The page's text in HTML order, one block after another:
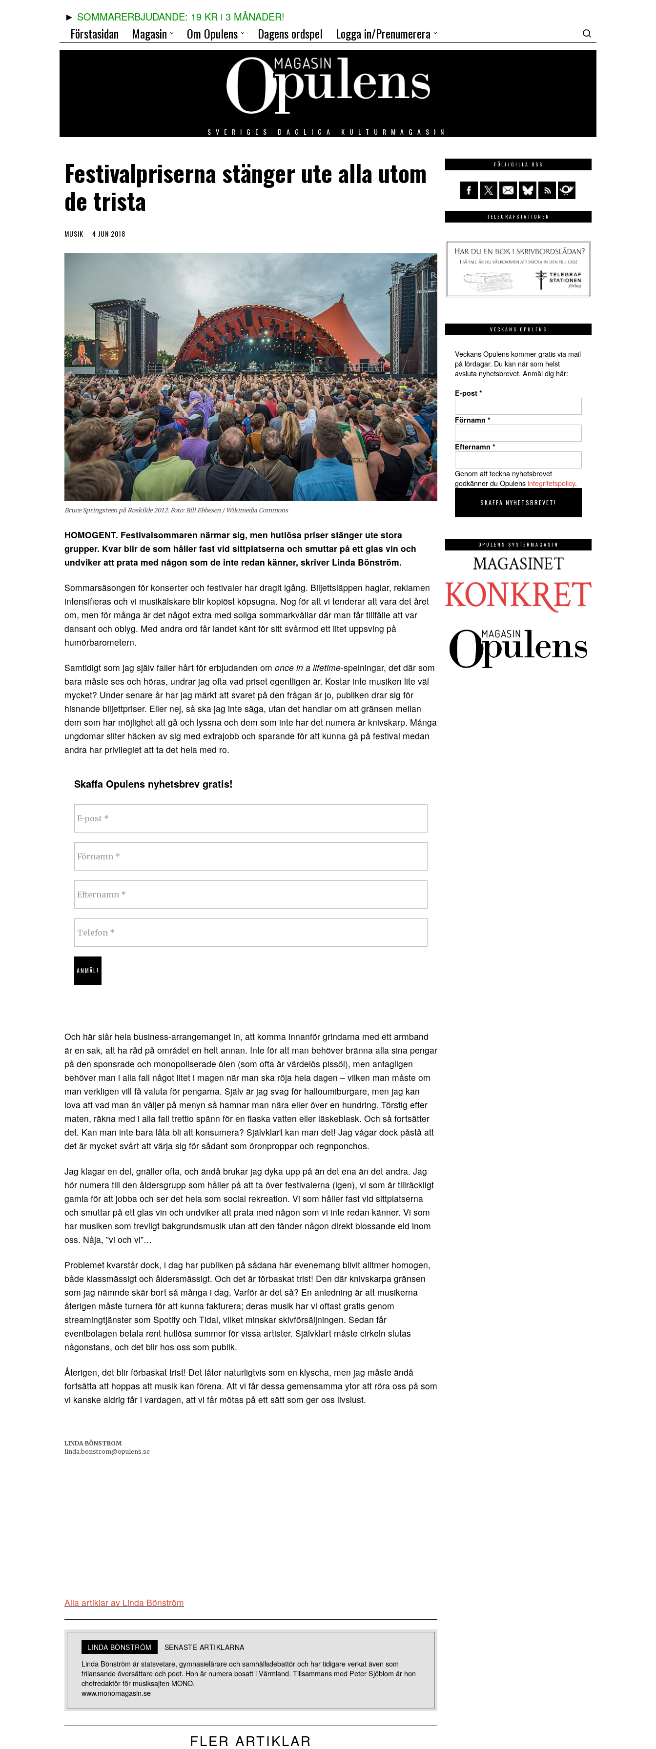
SOMMARERBJUDANDE: 19 KR i 3 MÅNADER!
Förstasidan Magasin Om Opulens Dagens ordspel Logga in/Prenumerera
SVERIGES DAGLIGA KULTURMAGASIN
Festivalpriserna stänger ute alla utom
de trista
MUSIK 4 JUN 2018
Bruce Springsteen på Roskilde 2012. Foto: Bill Ebbesen / Wikimedia Commons
HOMOGENT. Festivalsommaren närmar sig, men hutlösa priser stänger ute stora
grupper. Kvar blir de som håller fast vid sittplatserna och smuttar på ett glas vin och
undviker att prata med någon som de inte redan känner, skriver Linda Bönström.
Sommarsäsongen för konserter och festivaler har dragit igång. Biljettsläppen haglar, reklamen
intensifieras och vi musikälskare blir kopiöst köpsugna. Nog för att vi tenderar att vara det året
om, men för många är det något extra med soliga sommarkvällar där man får tillfälle att var
dansant och oblyg. Med andra ord får landet känt för sitt svårmod ett litet uppsving på
humörbarometern.
Samtidigt som jag själv faller hårt för erbjudanden om once in a lifetime-spelningar, det där som
bara måste ses och höras, undrar jag ofta vad priset egentligen är. Kostar inte musiken lite väl
mycket? Under senare år har jag märkt att svaret på den frågan är jo, publiken drar sig för
hisnande biljettpriser. Eller nej, så ska jag inte säga, utan det handlar om att gränsen mellan
dem som har möjlighet att gå och lyssna och dem som inte har det numera är knivskarp. Många
ungdomar sliter häcken av sig med extrajobb och sparande för att kunna gå på festival medan
andra har privilegiet att ta det hela med ro.
Skaffa Opulens nyhetsbrev gratis!
Och här slår hela business-arrangemanget in, att komma innanför grindarna med ett armband
är en sak, att ha råd på området en helt annan. Inte för att man behöver bränna alla sina pengar
på den sponsrade och monopoliserade ölen (som ofta är värdelös pissöl), men antagligen
behöver man i alla fall något litet i magen när man ska röja hela dagen – vilken man måste om
man verkligen vill få valuta för pengarna. Själv är jag svag för halloumiburgare, men jag kan
lova att vad man än väljer på menyn så hamnar man nära eller över en hundring. Törstig efter
maten, räkna med i alla fall trettio spänn för en flaska vatten eller läskeblask. Och så fortsätter
det. Kan man inte bara låta bli att konsumera? Självklart kan man det! Jag vågar dock påstå att
det är mycket svårt att värja sig för sådant som öronproppar och regnponchos.
Jag klagar en del, gnäller ofta, och ändå brukar jag dyka upp på än det ena än det andra. Jag
hör numera till den åldersgrupp som håller på att ta över festivalerna (igen), vi som är tillräckligt
gamla för att jobba och ser det hela som social rekreation. Vi som håller fast vid sittplatserna
och smuttar på ett glas vin och undviker att prata med någon som vi inte redan känner. Vi som
har musiken som trevligt bakgrundsmusik utan att den tänder någon direkt blossande eld inom
oss. Nåja, ”vi och vi”…
Problemet kvarstår dock, i dag har publiken på sådana här evenemang blivit alltmer homogen,
både klassmässigt och åldersmässigt. Och det är förbaskat trist! Den där knivskarpa gränsen
som jag nämnde skär bort så många i dag. Varför är det så? En anledning är att musikerna
återigen måste turnera för att kunna fakturera; deras musik har vi oftast gratis genom
streamingtjänster som Spotify och Tidal, vilket minskar skivförsäljningen. Sedan får
eventbolagen betala rent hutlösa summor för vissa artister. Självklart måste cirkeln slutas
någonstans, och det blir hos oss som publik.
Återigen, det blir förbaskat trist! Det låter naturligtvis som en klyscha, men jag måste ändå
fortsätta att hoppas att musik kan förena. Att vi får dessa gemensamma ytor att röra oss på som
vi kanske aldrig får i vardagen, att vi får mötas på ett sätt som ger oss livslust.
LINDA BÖNSTROM
linda.bonstrom@opulens.se
Alla artiklar av Linda Bönström
LINDA BÖNSTRÖM SENASTE ARTIKLARNA
Linda Bönström är statsvetare, gymnasielärare och samhällsdebattör och har tidigare verkat även som
frilansande översättare och poet. Hon är numera bosatt i Värmland. Tillsammans med Peter Sjöblom är hon
chefredaktör för musiksajten MONO.
www.monomagasin.se
FLER ARTIKLAR
FÖLJ/GILLA OSS
TELEGRAFSTATIONEN
VECKANS OPULENS
Veckans Opulens kommer gratis via mail
på lördagar. Du kan när som helst
avsluta nyhetsbrevet. Anmäl dig här:
E-post *
Förnamn *
Efternamn *
Genom att teckna nyhetsbrevet
godkänner du Opulensintegritetspolicy.
OPULENS SYSTERMAGASIN